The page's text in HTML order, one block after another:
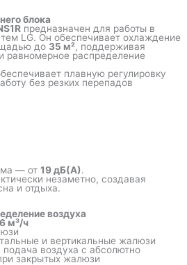
блока
предназначен для работы в
LG. Он обеспечивает охлаждение
до 35 м², поддерживая
равномерное распределение
плавную регулировку
без резких перепадов
— от 19 дБ(А).
незаметно, создавая
и отдыха.
воздуха
м³/ч
и вертикальные жалюзи
воздуха с абсолютно
закрытых жалюзи